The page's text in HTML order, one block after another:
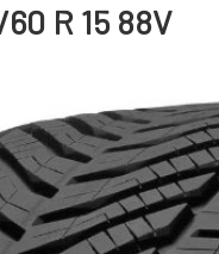
R 15 88V